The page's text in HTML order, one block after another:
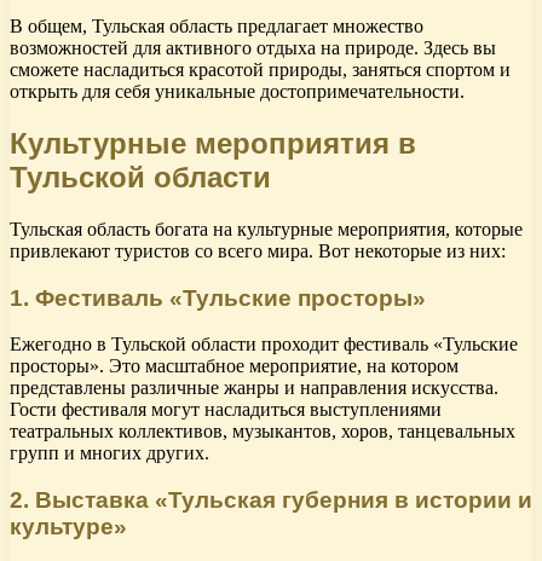
В общем, Тульская область предлагает множество
возможностей для активного отдыха на природе. Здесь вы
сможете насладиться красотой природы, заняться спортом и
открыть для себя уникальные достопримечательности.
Культурные мероприятия в
Тульской области
Тульская область богата на культурные мероприятия, которые
привлекают туристов со всего мира. Вот некоторые из них:
1. Фестиваль «Тульские просторы»
Ежегодно в Тульской области проходит фестиваль «Тульские
просторы». Это масштабное мероприятие, на котором
представлены различные жанры и направления искусства.
Гости фестиваля могут насладиться выступлениями
театральных коллективов, музыкантов, хоров, танцевальных
групп и многих других.
2. Выставка «Тульская губерния в истории и
культуре»